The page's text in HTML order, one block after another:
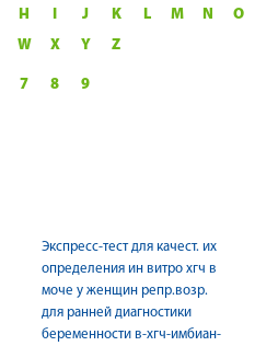
H I J K L M N
O
W X Y Z
7 8 9
Экспресс-тест для качест. их
определения ин витро хгч в
моче у женщин репр.возр.
для ранней диагностики
беременности в-хгч-имбиан-